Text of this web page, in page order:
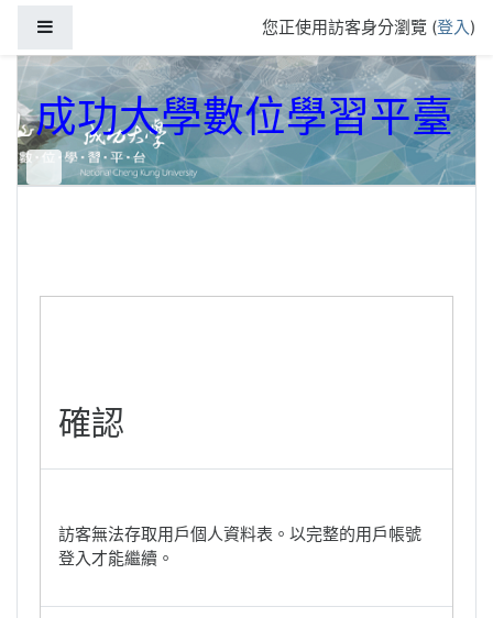
您正使用訪客身分瀏覽 (登入)
成功大學數位學習平臺
確認
訪客無法存取用戶個人資料表。以完整的用戶帳號
登入才能繼續。